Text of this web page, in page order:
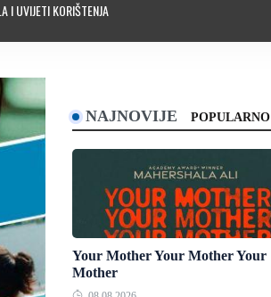
I UVIJETI KORIŠTENJA
NAJNOVIJE POPULARNO
Your Mother Your Mother Your
Mother